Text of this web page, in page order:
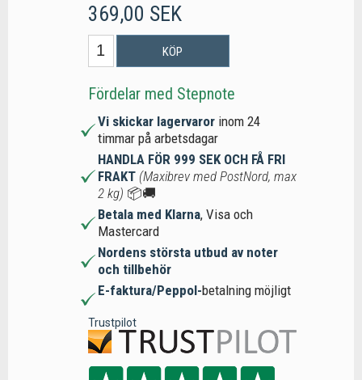
369,00 SEK
KÖP
Fördelar med Stepnote
Vi skickar lagervaror inom 24
timmar på arbetsdagar
HANDLA FÖR 999 SEK OCH FÅ FRI
FRAKT (Maxibrev med PostNord, max
2 kg) 📦🚚
Betala med Klarna, Visa och
Mastercard
Nordens största utbud av noter
och tillbehör
E-faktura/Peppol-betalning möjligt
Trustpilot